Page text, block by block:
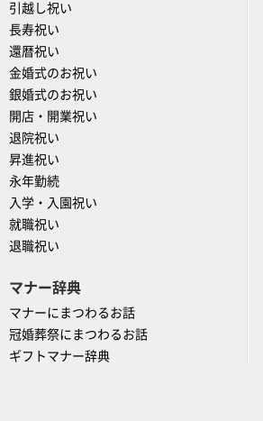
引越し祝い
長寿祝い
還暦祝い
金婚式のお祝い
銀婚式のお祝い
開店・開業祝い
退院祝い
昇進祝い
永年勤続
入学・入園祝い
就職祝い
退職祝い
マナー辞典
マナーにまつわるお話
冠婚葬祭にまつわるお話
ギフトマナー辞典